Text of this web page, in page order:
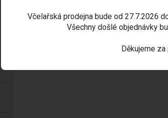
Včelařská prodejna bude od 27.7.2026
Všechny došlé objednávky
Děkujeme za